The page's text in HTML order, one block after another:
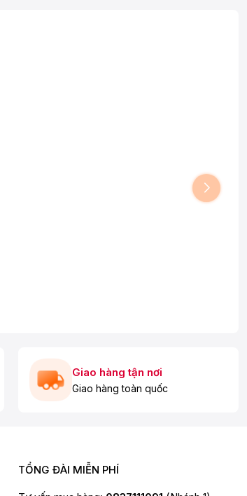
Giao hàng tận nơi
Giao hàng toàn quốc
TỔNG ĐÀI MIỄN PHÍ